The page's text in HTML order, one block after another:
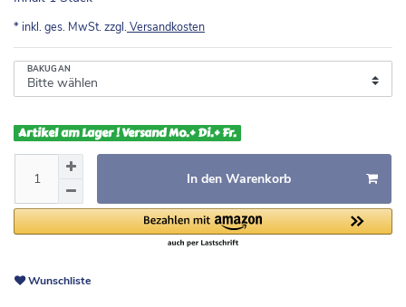
* inkl. ges. MwSt. zzgl. Versandkosten
BAKUGAN
Artikel am Lager ! Versand Mo.+ Di.+ Fr.
In den Warenkorb
Wunschliste